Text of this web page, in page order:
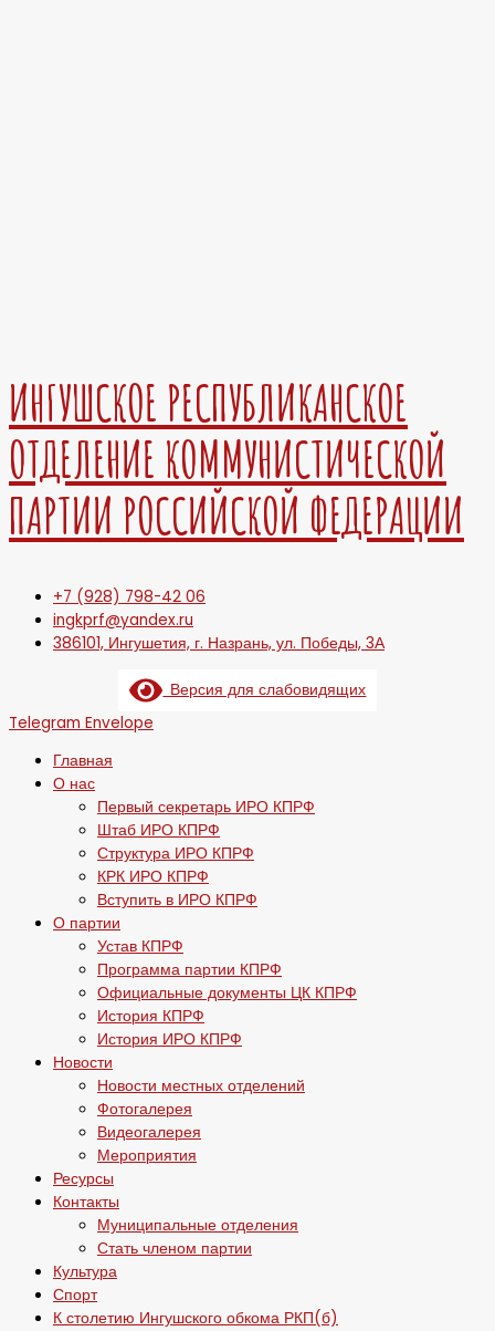
ИНГУШСКОЕ РЕСПУБЛИКАНСКОЕ
ОТДЕЛЕНИЕ КОММУНИСТИЧЕСКОЙ
ПАРТИИ РОССИЙСКОЙ ФЕДЕРАЦИИ
+7 (928) 798-42 06
ingkprf@yandex.ru
386101, Ингушетия, г. Назрань, ул. Победы, 3А
Версия для слабовидящих
Telegram Envelope
Главная
О нас
Первый секретарь ИРО КПРФ
Штаб ИРО КПРФ
Структура ИРО КПРФ
КРК ИРО КПРФ
Вступить в ИРО КПРФ
О партии
Устав КПРФ
Программа партии КПРФ
Официальные документы ЦК КПРФ
История КПРФ
История ИРО КПРФ
Новости
Новости местных отделений
Фотогалерея
Видеогалерея
Мероприятия
Ресурсы
Контакты
Муниципальные отделения
Стать членом партии
Культура
Спорт
К столетию Ингушского обкома РКП(б)